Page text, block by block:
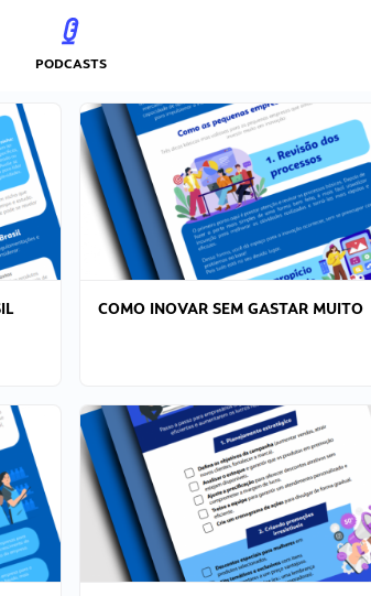
PODCASTS
COMO INOVAR SEM GASTAR MUITO